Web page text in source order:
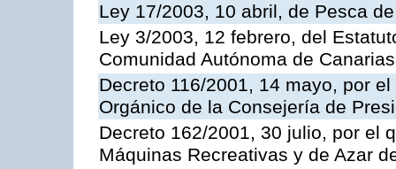
Ley 17/2003, 10 abril, de Pesca
Ley 3/2003, 12 febrero, del
Comunidad Autónoma de Canarias
Decreto 116/2001, 14 mayo, por
Orgánico de la Consejería de
Decreto 162/2001, 30 julio, por el
Máquinas Recreativas y de Azar